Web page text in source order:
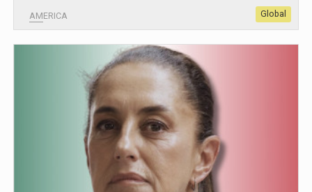
AMERICA Global